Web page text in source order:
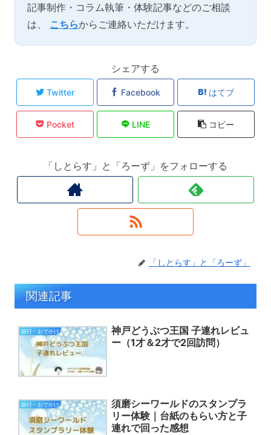
記事制作・コラム執筆・体験記事などのご相談
は、 こちらからご連絡いただけます。
シェアする
Twitter Facebook はてブ
Pocket LINE コピー
「しとらす」と「ろーず」をフォローする
「しとらす」と「ろーず」
関連記事
旅行・おでかけ
神戸どうぶつ王国 子連れレビュ
ー（1才＆2才で2回訪問）
旅行・おでかけ
須磨シーワールドのスタンプラ
リー体験｜台紙のもらい方と子
連れで回った感想